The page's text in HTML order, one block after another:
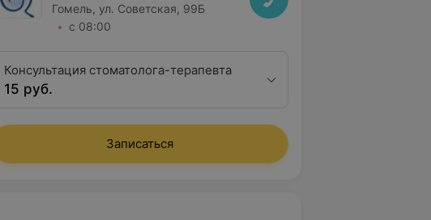
Гомель, ул. Советская, 99Б
с 08:00
Консультация стоматолога-терапевта
15 руб.
Записаться